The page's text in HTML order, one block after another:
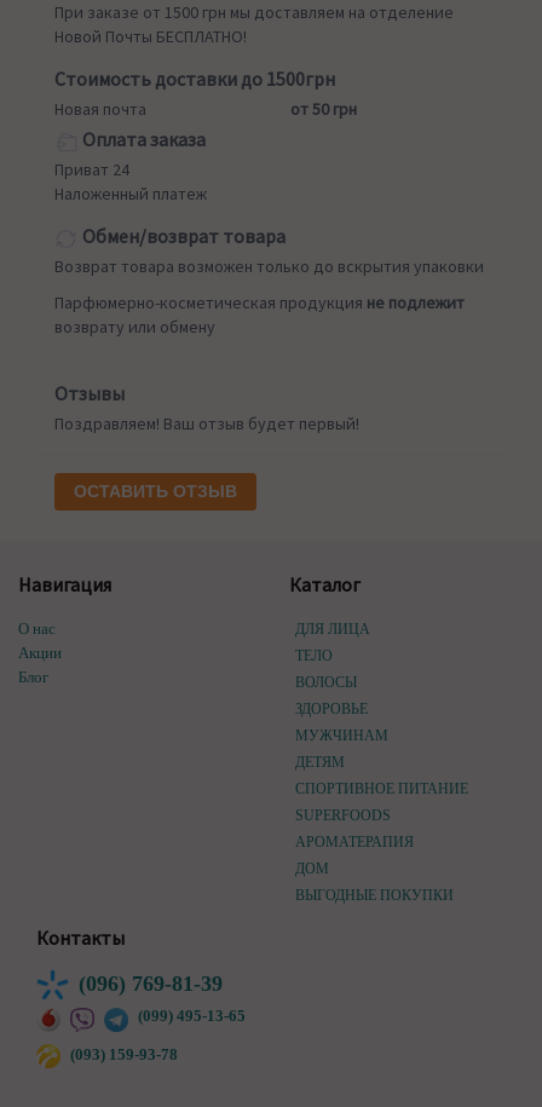
При заказе от 1500 грн мы доставляем на отделение
Новой Почты БЕСПЛАТНО!
Стоимость доставки до 1500грн
Новая почта от 50 грн
Оплата заказа
Приват 24
Наложенный платеж
Обмен/возврат товара
Возврат товара возможен только до вскрытия упаковки
Парфюмерно-косметическая продукция не подлежит
возврату или обмену
Отзывы
Поздравляем! Ваш отзыв будет первый!
ОСТАВИТЬ ОТЗЫВ
Навигация
О нас
Акции
Блог
Каталог
ДЛЯ ЛИЦА
ТЕЛО
ВОЛОСЫ
ЗДОРОВЬЕ
МУЖЧИНАМ
ДЕТЯМ
СПОРТИВНОЕ ПИТАНИЕ
SUPERFOODS
АРОМАТЕРАПИЯ
ДОМ
ВЫГОДНЫЕ ПОКУПКИ
Контакты
(096) 769-81-39
(099) 495-13-65
(093) 159-93-78